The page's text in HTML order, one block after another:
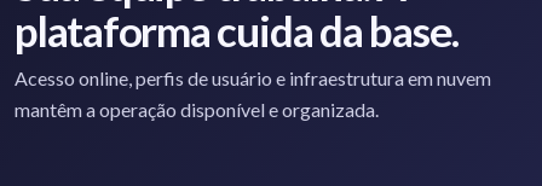
plataforma cuida da base.
Acesso online, perfis de usuário e infraestrutura em nuvem
mantêm a operação disponível e organizada.